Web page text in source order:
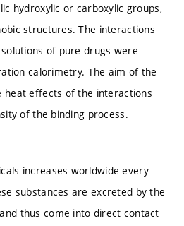
hydroxylic or carboxylic groups,
structures. The interactions
of pure drugs were
calorimetry. The aim of the
heat effects of the interactions
of the binding process.
increases worldwide every
substances are excreted by the
thus come into direct contact